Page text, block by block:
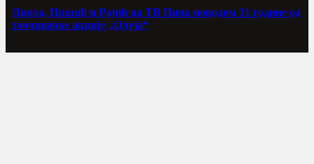
Линта, Пршић и Рајић на ТВ Пинк поводом 31 године од
злочиначке акције „Олуја“